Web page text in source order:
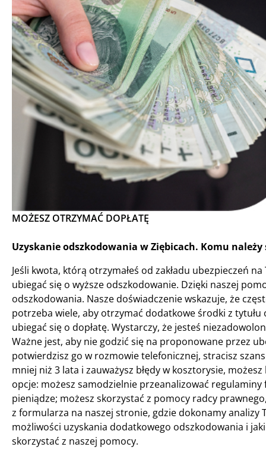
MOŻESZ OTRZYMAĆ DOPŁATĘ
Uzyskanie odszkodowania w Ziębicach. Komu
Jeśli kwota, którą otrzymałeś od zakładu ubezpieczeń
ubiegać się o wyższe odszkodowanie. Dzięki naszej
odszkodowania. Nasze doświadczenie wskazuje, że
potrzeba wiele, aby otrzymać dodatkowe środki z
ubiegać się o dopłatę. Wystarczy, że jesteś
Ważne jest, aby nie godzić się na proponowane przez
potwierdzisz go w rozmowie telefonicznej, stracisz
mniej niż 3 lata i zauważysz błędy w kosztorysie,
opcje: możesz samodzielnie przeanalizować
pieniądze; możesz skorzystać z pomocy radcy
z formularza na naszej stronie, gdzie dokonamy
możliwości uzyskania dodatkowego odszkodowania i
skorzystać z naszej pomocy.